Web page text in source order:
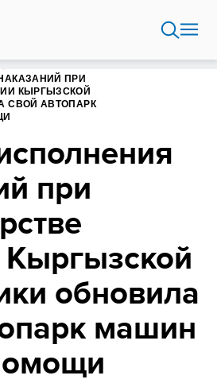
ПРИ
КЫРГЫЗСКОЙ
СВОЙ АВТОПАРК
при
обновила
машин